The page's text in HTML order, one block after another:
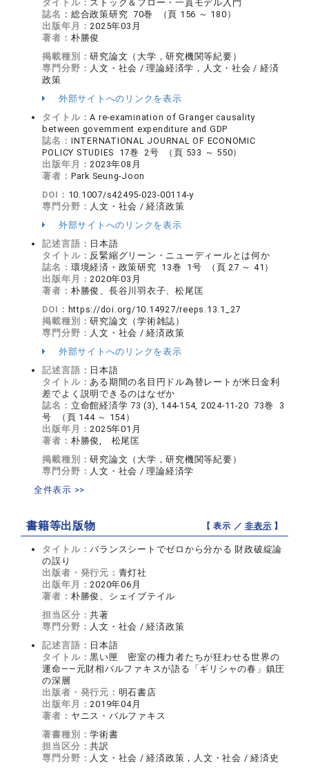
タイトル： ストック＆フロー・一貫モデル入門
誌名： 総合政策研究 70巻 （頁 156 ～ 180）
出版年月： 2025年03月
著者： 朴勝俊
掲載種別：研究論文（大学，研究機関等紀要）
専門分野： 人文・社会 / 理論経済学，人文・社会 / 経済
政策
外部サイトへのリンクを表示
タイトル：A re-examination of Granger causality
between government expenditure and GDP
誌名： INTERNATIONAL JOURNAL OF ECONOMIC
POLICY STUDIES 17巻 2号 （頁 533 ～ 550）
出版年月： 2023年08月
著者： Park Seung-Joon
DOI： 10.1007/s42495-023-00114-y
専門分野： 人文・社会 / 経済政策
外部サイトへのリンクを表示
記述言語： 日本語
タイトル： 反緊縮グリーン・ニューディールとは何か
誌名： 環境経済・政策研究 13巻 1号 （頁 27 ～ 41）
出版年月： 2020年03月
著者： 朴勝俊、長谷川羽衣子、松尾匡
DOI： https://doi.org/10.14927/reeps.13.1_27
掲載種別：研究論文（学術雑誌）
専門分野： 人文・社会 / 経済政策
外部サイトへのリンクを表示
記述言語： 日本語
タイトル： ある期間の名目円ドル為替レートが米日金利
差でよく説明できるのはなぜか
誌名： 立命館経済学 73 (3), 144-154, 2024-11-20 73巻 3
号 （頁 144 ～ 154）
出版年月： 2025年01月
著者： 朴勝俊, 松尾匡
掲載種別：研究論文（大学，研究機関等紀要）
専門分野： 人文・社会 / 理論経済学
全件表示 >>
書籍等出版物 【 表示 ／非表示 】
タイトル：バランスシートでゼロから分かる 財政破綻論
の誤り
出版者・発行元： 青灯社
出版年月： 2020年06月
著者： 朴勝俊、シェイブテイル
担当区分：共著
専門分野： 人文・社会 / 経済政策
記述言語： 日本語
タイトル：黒い匣 密室の権力者たちが狂わせる世界の
運命――元財相バルファキスが語る「ギリシャの春」鎮圧
の深層
出版者・発行元： 明石書店
出版年月： 2019年04月
著者： ヤニス・バルファキス
著書種別：学術書
担当区分：共訳
専門分野： 人文・社会 / 経済政策，人文・社会 / 経済史